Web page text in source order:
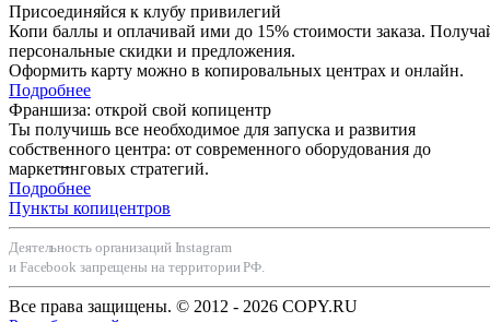
Присоединяйся к клубу привилегий
Копи баллы и оплачивай ими до 15% стоимости заказа.
персональные скидки и предложения.
Оформить карту можно в копировальных центрах и онлайн.
Подробнее
Франшиза: открой свой копицентр
Ты получишь все необходимое для запуска и развития
собственного центра: от современного оборудования до
маркетинговых стратегий.
Подробнее
Пункты копицентров
Деятельность организаций Instagram
и Facebook запрещены на территории РФ.
Все права защищены. © 2012 - 2026 COPY.RU